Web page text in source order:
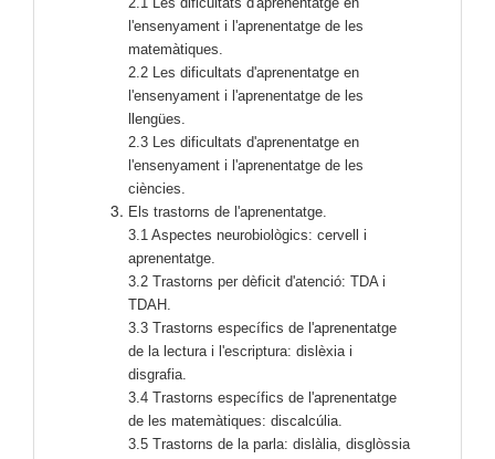
l'ensenyament i l'aprenentatge de les
matemàtiques.
2.2 Les dificultats d'aprenentatge en
l'ensenyament i l'aprenentatge de les
llengües.
2.3 Les dificultats d'aprenentatge en
l'ensenyament i l'aprenentatge de les
ciències.
Els trastorns de l'aprenentatge.
3.1 Aspectes neurobiològics: cervell i
aprenentatge.
3.2 Trastorns per dèficit d'atenció: TDA i
TDAH.
3.3 Trastorns específics de l'aprenentatge
de la lectura i l'escriptura: dislèxia i
disgrafia.
3.4 Trastorns específics de l'aprenentatge
de les matemàtiques: discalcúlia.
3.5 Trastorns de la parla: dislàlia, disglòssia